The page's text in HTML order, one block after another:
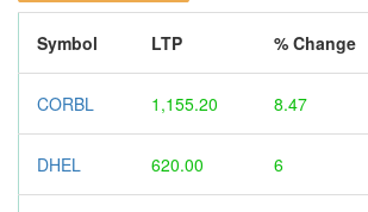
Symbol LTP % Change
CORBL 1,155.20 8.47
DHEL 620.00 6